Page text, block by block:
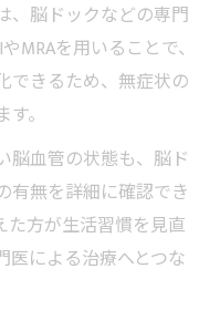
、脳ドックなどの専門
MRAを用いることで、
できるため、無症状の
。
脳血管の状態も、脳ド
有無を詳細に確認でき
た方が生活習慣を見直
医による治療へとつな